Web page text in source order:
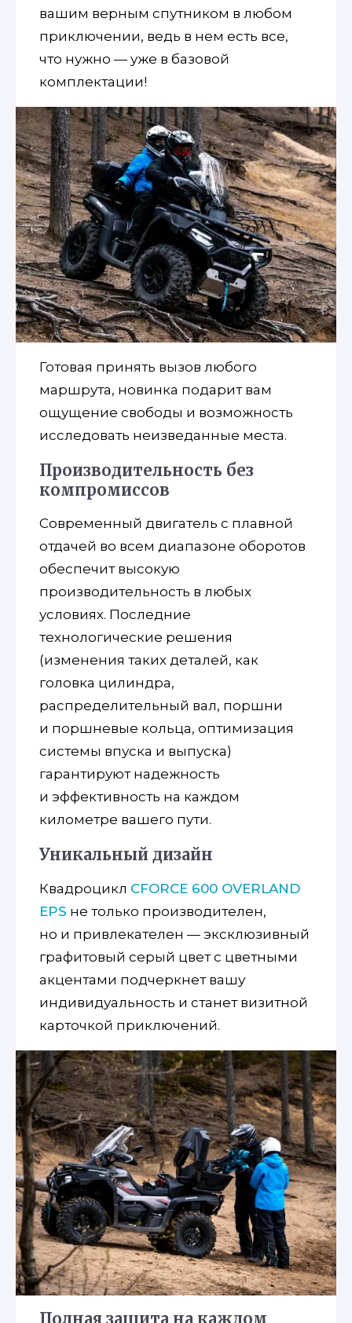
вашим верным спутником в любом
приключении, ведь в нем есть все,
что нужно — уже в базовой
комплектации!
Готовая принять вызов любого
маршрута, новинка подарит вам
ощущение свободы и возможность
исследовать неизведанные места.
Производительность без
компромиссов
Современный двигатель с плавной
отдачей во всем диапазоне оборотов
обеспечит высокую
производительность в любых
условиях. Последние
технологические решения
(изменения таких деталей, как
головка цилиндра,
распределительный вал, поршни
и поршневые кольца, оптимизация
системы впуска и выпуска)
гарантируют надежность
и эффективность на каждом
километре вашего пути.
Уникальный дизайн
Квадроцикл CFORCE 600 OVERLAND
EPS не только производителен,
но и привлекателен — эксклюзивный
графитовый серый цвет с цветными
акцентами подчеркнет вашу
индивидуальность и станет визитной
карточкой приключений.
Полная защита на каждом